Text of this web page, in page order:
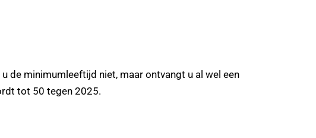
de minimumleeftijd niet, maar ontvangt u al wel een
tot 50 tegen 2025.